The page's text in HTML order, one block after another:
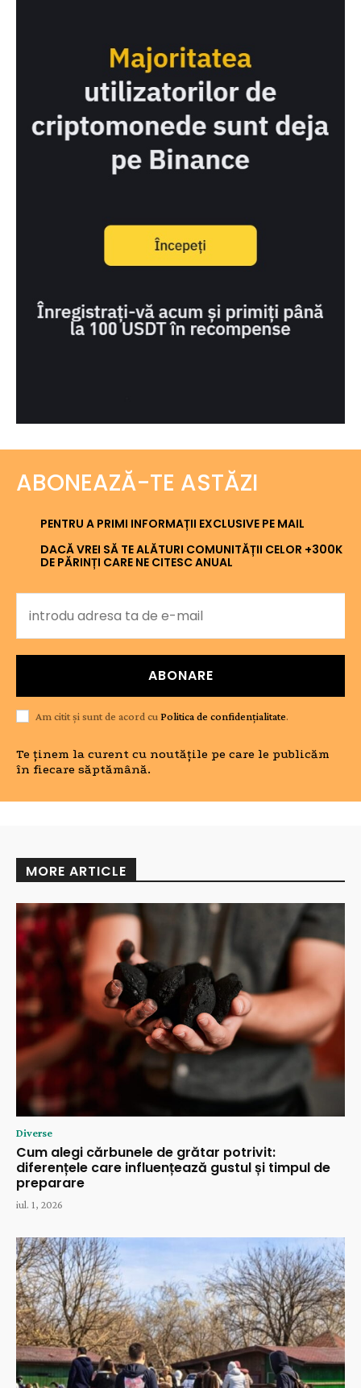
ABONEAZĂ-TE ASTĂZI
PENTRU A PRIMI INFORMAȚII EXCLUSIVE PE MAIL
DACĂ VREI SĂ TE ALĂTURI COMUNITĂȚII CELOR +300K
DE PĂRINȚI CARE NE CITESC ANUAL
ABONARE
Am citit și sunt de acord cu Politica de confidențialitate.
Te ținem la curent cu noutățile pe care le publicăm
în fiecare săptămână.
MORE ARTICLE
Diverse
Cum alegi cărbunele de grătar potrivit:
diferențele care influențează gustul și timpul de
preparare
iul. 1, 2026